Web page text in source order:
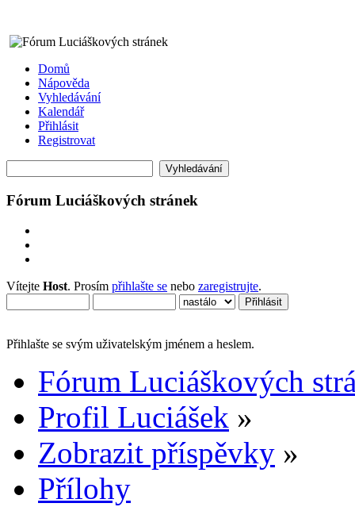
Domů
Nápověda
Vyhledávání
Kalendář
Přihlásit
Registrovat
Fórum Luciáškových stránek
Vítejte Host. Prosím přihlašte se nebo zaregistrujte.
Přihlašte se svým uživatelským jménem a heslem.
Fórum Luciáškových
Profil Luciášek »
Zobrazit příspěvky »
Přílohy